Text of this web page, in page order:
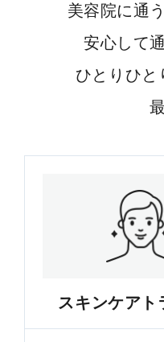
美容院に通
安心して
ひとりひと
スキンケアト